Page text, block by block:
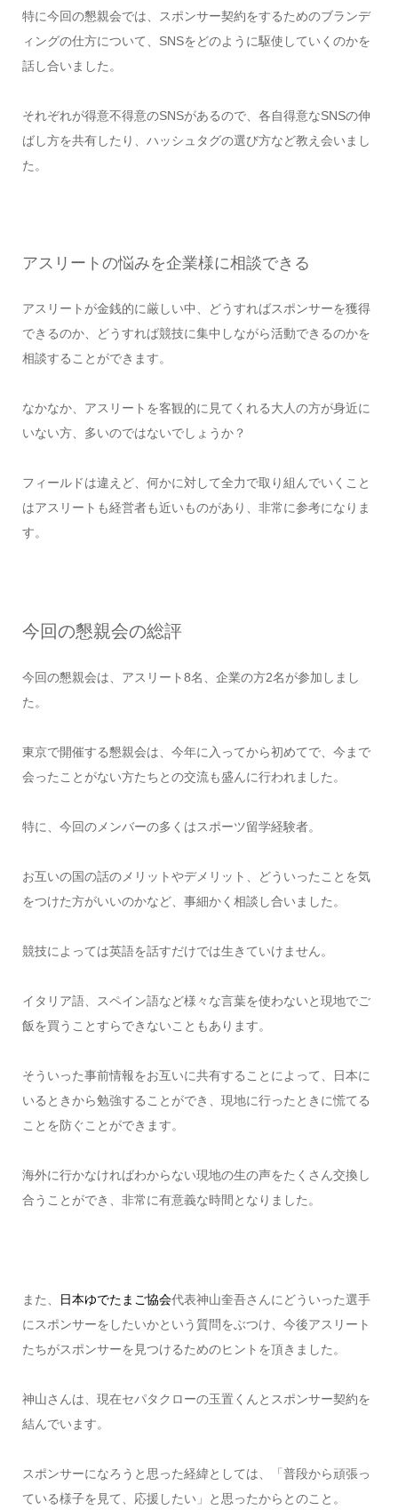
特に今回の懇親会では、スポンサー契約をするためのブランデ
ィングの仕方について、SNSをどのように駆使していくのかを
話し合いました。
それぞれが得意不得意のSNSがあるので、各自得意なSNSの伸
ばし方を共有したり、ハッシュタグの選び方など教え会いまし
た。
アスリートの悩みを企業様に相談できる
アスリートが金銭的に厳しい中、どうすればスポンサーを獲得
できるのか、どうすれば競技に集中しながら活動できるのかを
相談することができます。
なかなか、アスリートを客観的に見てくれる大人の方が身近に
いない方、多いのではないでしょうか？
フィールドは違えど、何かに対して全力で取り組んでいくこと
はアスリートも経営者も近いものがあり、非常に参考になりま
す。
今回の懇親会の総評
今回の懇親会は、アスリート8名、企業の方2名が参加しまし
た。
東京で開催する懇親会は、今年に入ってから初めてで、今まで
会ったことがない方たちとの交流も盛んに行われました。
特に、今回のメンバーの多くはスポーツ留学経験者。
お互いの国の話のメリットやデメリット、どういったことを気
をつけた方がいいのかなど、事細かく相談し合いました。
競技によっては英語を話すだけでは生きていけません。
イタリア語、スペイン語など様々な言葉を使わないと現地でご
飯を買うことすらできないこともあります。
そういった事前情報をお互いに共有することによって、日本に
いるときから勉強することができ、現地に行ったときに慌てる
ことを防ぐことができます。
海外に行かなければわからない現地の生の声をたくさん交換し
合うことができ、非常に有意義な時間となりました。
また、 日本ゆでたまご協会代表神山奎吾さんにどういった選手
にスポンサーをしたいかという質問をぶつけ、今後アスリート
たちがスポンサーを見つけるためのヒントを頂きました。
神山さんは、現在セパタクローの玉置くんとスポンサー契約を
結んでいます。
スポンサーになろうと思った経緯としては、「普段から頑張っ
ている様子を見て、応援したい」と思ったからとのこと。